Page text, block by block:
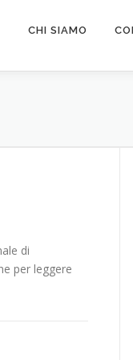
CHI SIAMO
di
per leggere